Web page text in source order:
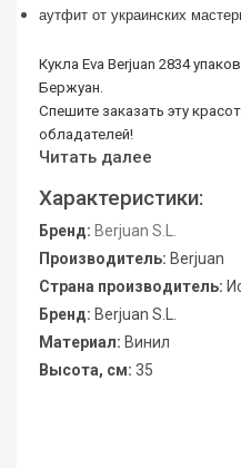
аутфит от украинских
Кукла Eva Berjuan 2834
Бержуан.
Спешите заказать эту
обладателей!
Читать далее
Характеристики:
Бренд: Berjuan S.L.
Производитель: Berjuan
Страна производитель:
Бренд: Berjuan S.L.
Материал: Винил
Высота, см: 35